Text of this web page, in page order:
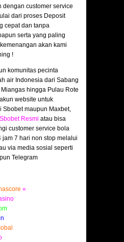
dengan customer service
dari proses Deposit
cepat dan tanpa
serta yang paling
akan kami
!
komunitas pecinta
air Indonesia dari Sabang
hingga Pulau Rote
website untuk
Sbobet maupun Maxbet,
Resmi atau bisa
customer service bola
7 hari non stop melalui
via media sosial seperti
Telegram
«